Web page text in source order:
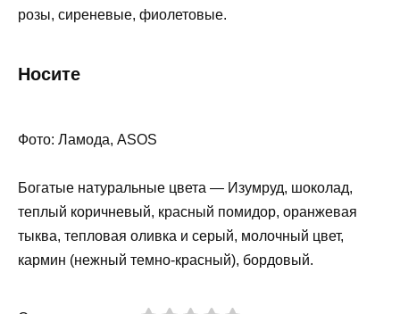
розы, сиреневые, фиолетовые.
Носите
Фото: Ламода, ASOS
Богатые натуральные цвета — Изумруд, шоколад,
теплый коричневый, красный помидор, оранжевая
тыква, тепловая оливка и серый, молочный цвет,
кармин (нежный темно-красный), бордовый.